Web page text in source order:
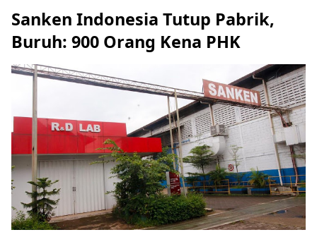
Sanken Indonesia Tutup Pabrik,
Buruh: 900 Orang Kena PHK